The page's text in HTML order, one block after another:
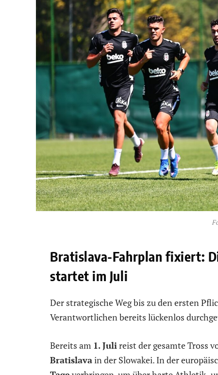
Bratislava-Fahrplan fixiert:
startet im Juli
Der strategische Weg bis zu den ersten
Verantwortlichen bereits lückenlos
Bereits am 1. Julireist der gesamte Tross
Bratislavain der Slowakei. In der